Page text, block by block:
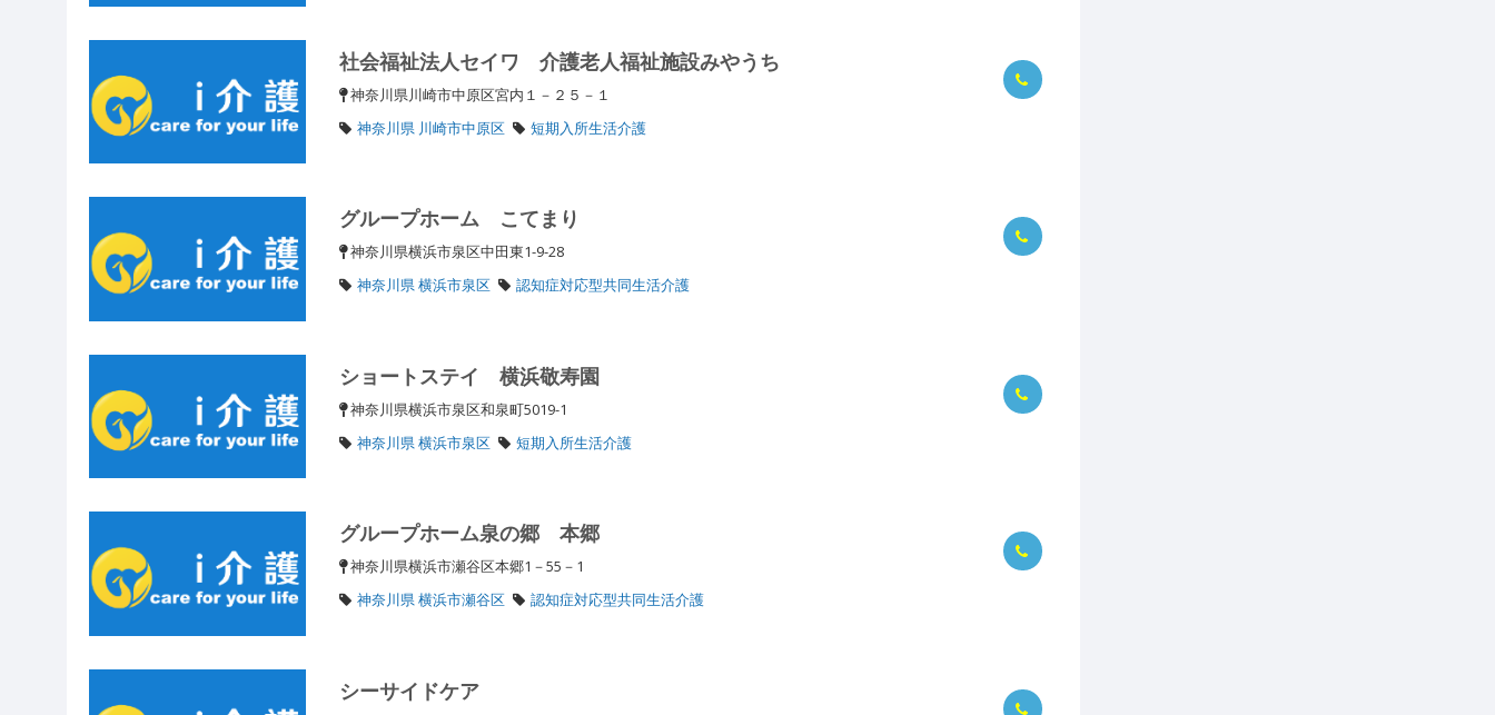
社会福祉法人セイワ 介護老人福祉施設みやうち
神奈川県川崎市中原区宮内１－２５－１
神奈川県 川崎市中原区
短期入所生活介護
グループホーム こてまり
神奈川県横浜市泉区中田東1-9-28
神奈川県 横浜市泉区
認知症対応型共同生活介護
ショートステイ 横浜敬寿園
神奈川県横浜市泉区和泉町5019-1
神奈川県 横浜市泉区
短期入所生活介護
グループホーム泉の郷 本郷
神奈川県横浜市瀬谷区本郷1－55－1
神奈川県 横浜市瀬谷区
認知症対応型共同生活介護
シーサイドケア